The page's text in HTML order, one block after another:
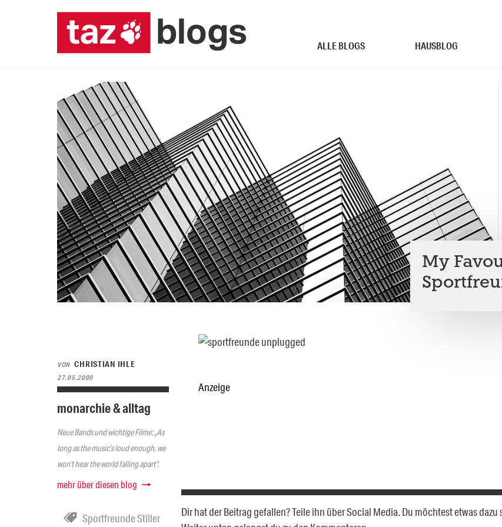
ALLE BLOGS HAUSBLOG
My
VON CHRISTIAN IHLE
27.05.2009
monarchie & alltag
Neue Bands und wichtige Filme: „As
long as the music’s loud enough, we
won’t hear the world falling apart“.
mehr über diesen blog
Anzeige
Sportfreunde Stiller
Dir hat der Beitrag gefallen? Teile ihn über Social Media. Du möchtest etwas dazu